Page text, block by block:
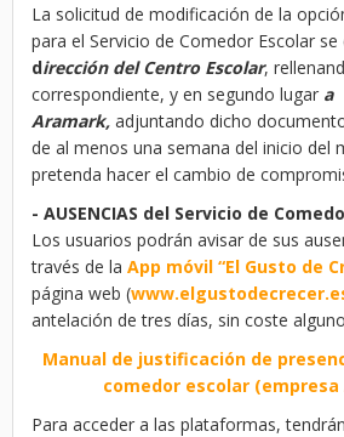
La solicitud de modificación de la
para el Servicio de Comedor Escolar
dirección del Centro Escolar,
correspondiente, y en segundo lugar a
Aramark, adjuntando dicho
de al menos una semana del inicio del
pretenda hacer el cambio de
- AUSENCIAS del Servicio de
Los usuarios podrán avisar de sus
través de la App móvil “El Gusto de
página web (
antelación de tres días, sin coste
Manual de justificación de
comedor escolar (empresa
Para acceder a las plataformas,